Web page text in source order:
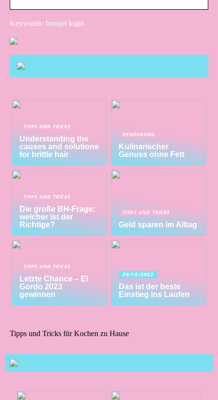
Keywords: borajet login
TIPPS UND TRICKS
Understanding the
causes and solutions
for brittle hair
ERNÄHRUNG
Kulinarischer
Genuss ohne Fett
TIPPS UND TRICKS
Die große BH-Frage:
welcher ist der
Richtige?
TIPPS UND TRICKS
Geld sparen im Alltag
TIPPS UND TRICKS
Letzte Chance – El
Gordo 2023
gewinnen
26/10/2022
Das ist der beste
Einstieg ins Laufen
Tipps und Tricks für Kochen zu Hause